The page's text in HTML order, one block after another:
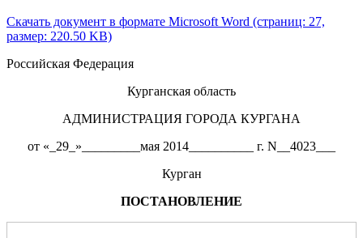
Скачать документ в формате Microsoft Word (страниц: 27,
размер: 220.50 KB)
Российская Федерация
Курганская область
АДМИНИСТРАЦИЯ ГОРОДА КУРГАНА
от «_29_»_________мая 2014__________ г. N__4023___
Курган
ПОСТАНОВЛЕНИЕ